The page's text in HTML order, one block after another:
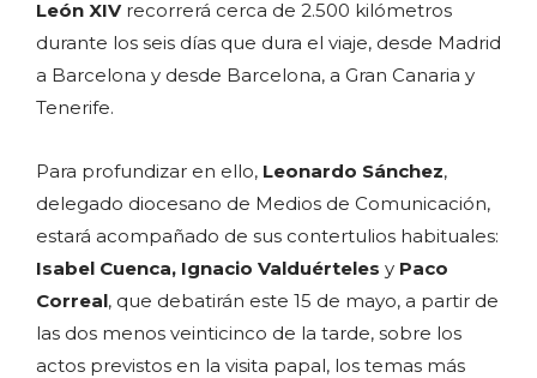
León XIVrecorrerá cerca de 2.500 kilómetros
durante los seis días que dura el viaje, desde Madrid
a Barcelona y desde Barcelona, a Gran Canaria y
Tenerife.
Para profundizar en ello, Leonardo Sánchez,
delegado diocesano de Medios de Comunicación,
estará acompañado de sus contertulios habituales:
Isabel Cuenca, Ignacio Valduérteles y Paco
Correal, que debatirán este 15 de mayo, a partir de
las dos menos veinticinco de la tarde, sobre los
actos previstos en la visita papal, los temas más